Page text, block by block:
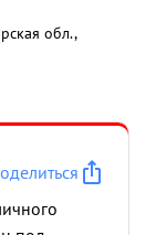
обл.,